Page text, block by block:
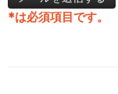
*は必須項目です。